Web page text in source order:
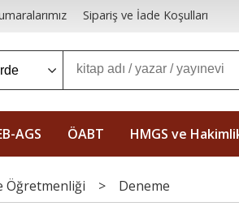
Sipariş ve İade Koşulları
AGS ÖABT HMGS ve
Öğretmenliği > Deneme